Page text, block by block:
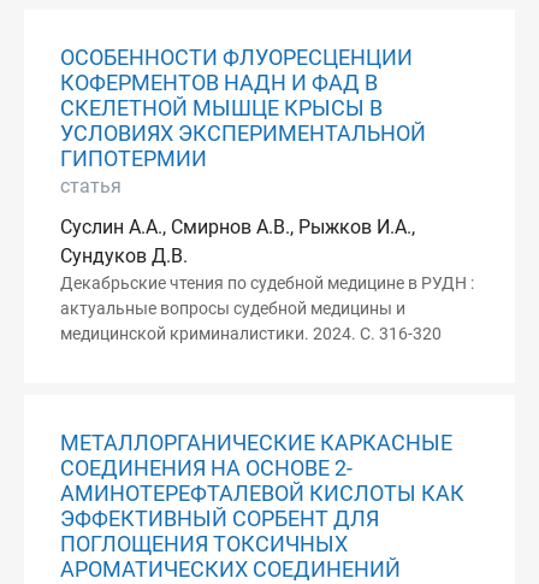
ОСОБЕННОСТИ ФЛУОРЕСЦЕНЦИИ
КОФЕРМЕНТОВ НАДН И ФАД В
СКЕЛЕТНОЙ МЫШЦЕ КРЫСЫ В
УСЛОВИЯХ ЭКСПЕРИМЕНТАЛЬНОЙ
ГИПОТЕРМИИ
статья
Суслин А.А., Смирнов А.В., Рыжков И.А.,
Сундуков Д.В.
Декабрьские чтения по судебной медицине в РУДН :
актуальные вопросы судебной медицины и
медицинской криминалистики. 2024. С. 316-320
МЕТАЛЛОРГАНИЧЕСКИЕ КАРКАСНЫЕ
СОЕДИНЕНИЯ НА ОСНОВЕ 2-
АМИНОТЕРЕФТАЛЕВОЙ КИСЛОТЫ КАК
ЭФФЕКТИВНЫЙ СОРБЕНТ ДЛЯ
ПОГЛОЩЕНИЯ ТОКСИЧНЫХ
АРОМАТИЧЕСКИХ СОЕДИНЕНИЙ